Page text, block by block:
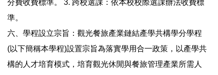
分費收費標準。 3. 跨校選課：依本校校際選課辦法收費標
準。
六、學程設立宗旨：觀光餐旅產業鏈結產學共構學分學程
(以下簡稱本學程)設置宗旨為落實學用合一政策，以產學共
構的人才培育模式，培育觀光休閒與餐旅管理產業所需人